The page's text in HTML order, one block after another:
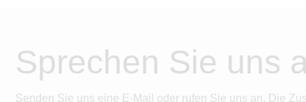
Sprechen Sie uns
Senden Sie uns eine E-Mail oder rufen Sie uns an. Die